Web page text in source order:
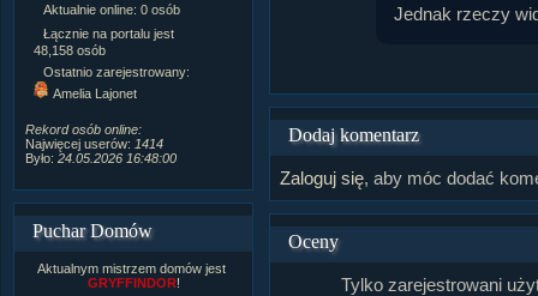
Aktualnie online: 0 osób
Łącznie na portalu jest
48,158 osób
Ostatnio zarejestrowany:
Amelia Lajonet
Rekord osób online:
Najwięcej userów: 1414
Było: 24.05.2026 16:48:00
Puchar Domów
Aktualnym mistrzem domów jest
GRYFFINDOR!
Jednak rzeczy
Dodaj komentarz
Zaloguj się, aby móc dodać
Oceny
Tylko zarejestrowani